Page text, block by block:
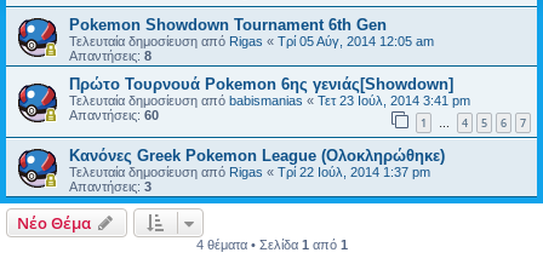
η
Pokemon Showdown Tournament 6th Gen
Τελευταία δημοσίευση από Rigas « Τρί 05 Αύγ, 2014 12:05 am
Απαντήσεις: 8
Πρώτο Τουρνουά Pokemon 6ης γενιάς[Showdown]
Τελευταία δημοσίευση από babismanias « Τετ 23 Ιούλ, 2014 3:41 pm
Απαντήσεις: 60 1 … 4 5 6 7
Κανόνες Greek Pokemon League (Ολοκληρώθηκε)
Τελευταία δημοσίευση από Rigas « Τρί 22 Ιούλ, 2014 1:37 pm
Απαντήσεις: 3
Νέο Θέμα
4 θέματα • Σελίδα 1 από 1